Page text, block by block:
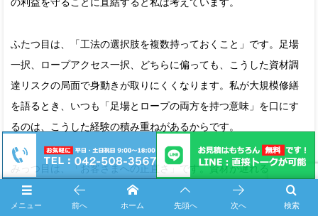
の利益を守ることに直結すると私は考えています。
ふたつ目は、「工法の選択肢を複数持っておくこと」です。足場
一択、ロープアクセス一択、どちらに偏っても、こうした資材調
達リスクの局面で身動きが取りにくくなります。私が大規模修繕
を語るとき、いつも「足場とロープの両方を持つ意味」を口にす
るのは、こうした経験の積み重ねがあるからです。
みっつ目は、「お客さまへの正直さ」です。資材が遅れるかもし
れないとき、価格が動くかもしれないとき、私は理事長さまに早
めに、正直にお伝えするようにしています。現場で20年やってき
メニュー 検索
前へ ホーム 先頭へ 次へ